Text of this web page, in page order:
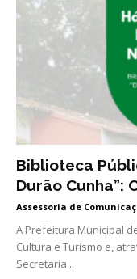
Biblioteca
Durão Cunha”:
Assessoria de
A Prefeitura Municipal
Cultura e Turismo e,
Secretaria...